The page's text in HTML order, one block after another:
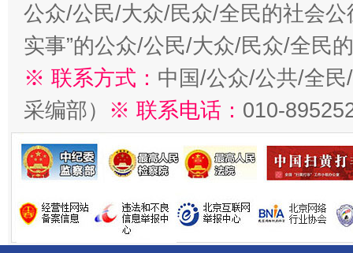
公众/公民/大众/民众/全民的社会公
实事”的公众/公民/大众/民众/全民
※ 联系方式： 中国/公众/公共/全
采编部） ※ 联系电话： 010-